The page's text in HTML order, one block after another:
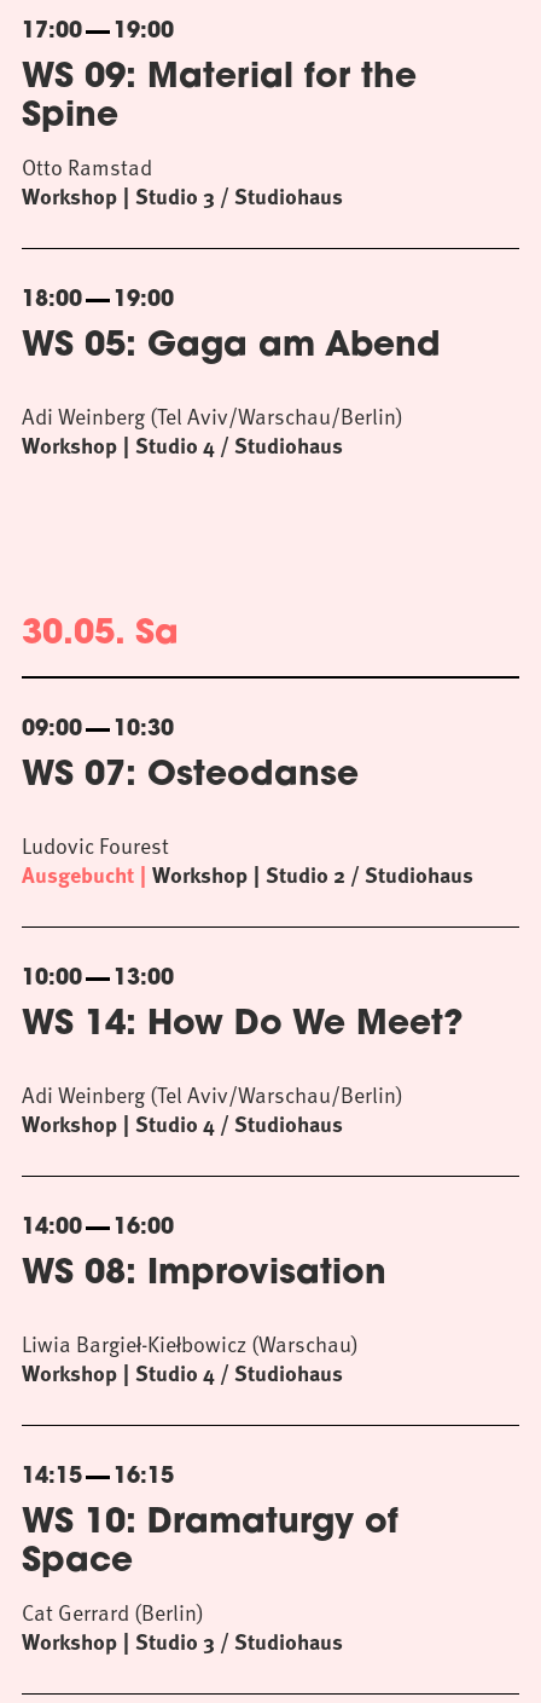
17:00 19:00
WS 09: Material for the
Spine
Workshop Studio 3 / Studiohaus
Otto Ramstad
18:00 19:00
WS 05: Gaga am Abend
Workshop Studio 4 / Studiohaus
Adi Weinberg (Tel Aviv/Warschau/Berlin)
30.05. Sa
09:00 10:30
WS 07: Osteodanse
Ausgebucht Workshop Studio 2 / Studiohaus
Ludovic Fourest
10:00 13:00
WS 14: How Do We Meet?
Workshop Studio 4 / Studiohaus
Adi Weinberg (Tel Aviv/Warschau/Berlin)
14:00 16:00
WS 08: Improvisation
Workshop Studio 4 / Studiohaus
Liwia Bargieł-Kiełbowicz (Warschau)
14:15 16:15
WS 10: Dramaturgy of
Space
Workshop Studio 3 / Studiohaus
Cat Gerrard (Berlin)